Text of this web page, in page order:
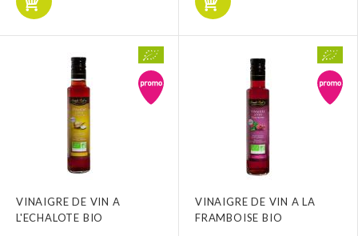
VINAIGRE DE VIN A
L'ECHALOTE BIO
VINAIGRE DE VIN A LA
FRAMBOISE BIO